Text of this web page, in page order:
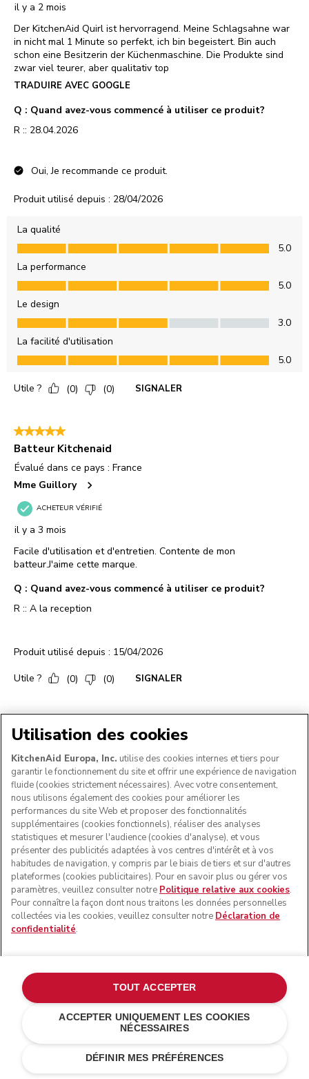
€ 119,00
Économies de coûts€ 35,70
Utilisation des cookies
KitchenAid Europa, Inc. utilise des cookies internes et tiers pour
garantir le fonctionnement du site et offrir une expérience de navigation
fluide (cookies strictement nécessaires). Avec votre consentement,
nous utilisons également des cookies pour améliorer les
performances du site Web et proposer des fonctionnalités
supplémentaires (cookies fonctionnels), réaliser des analyses
statistiques et mesurer l'audience (cookies d'analyse), et vous
présenter des publicités adaptées à vos centres d'intérêt et à vos
habitudes de navigation, y compris par le biais de tiers et sur d'autres
plateformes (cookies publicitaires). Pour en savoir plus ou gérer vos
paramètres, veuillez consulter notre Politique relative aux cookies.
Pour connaître la façon dont nous traitons les données personnelles
collectées via les cookies, veuillez consulter notre Déclaration de
confidentialité.
DÉFINIR MES PRÉFÉRENCES
ACCEPTER UNIQUEMENT LES COOKIES
NÉCESSAIRES
TOUT ACCEPTER